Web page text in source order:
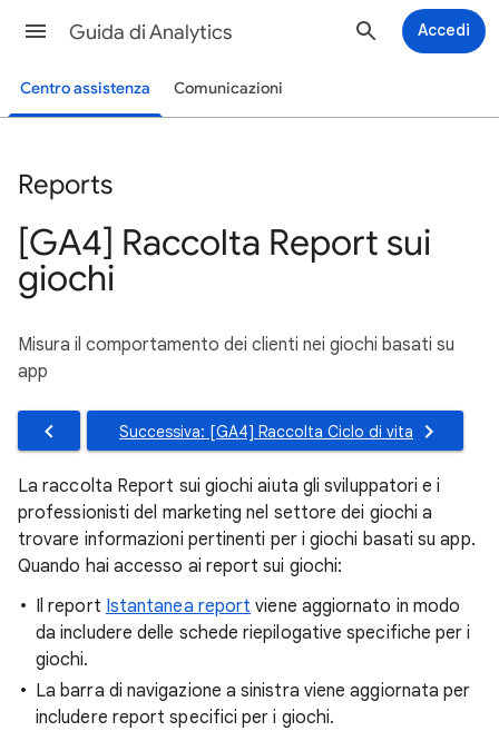
Guida di Analytics Accedi
Centro assistenza Comunicazioni
Reports
[GA4] Raccolta Report sui
giochi
Misura il comportamento dei clienti nei giochi basati su
app
Successiva: [GA4] Raccolta Ciclo di vita
La raccolta Report sui giochi aiuta gli sviluppatori e i
professionisti del marketing nel settore dei giochi a
trovare informazioni pertinenti per i giochi basati su app.
Quando hai accesso ai report sui giochi:
Il report Istantanea report viene aggiornato in modo
da includere delle schede riepilogative specifiche per i
giochi.
La barra di navigazione a sinistra viene aggiornata per
includere report specifici per i giochi.